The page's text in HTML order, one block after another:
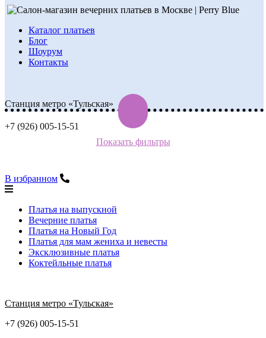
Каталог платьев
Блог
Шоурум
Контакты
Станция метро «Тульская»
+7 (926) 005-15-51
В избранном
Платья на выпускной
Вечерние платья
Платья на Новый Год
Платья для мам жениха и невесты
Эксклюзивные платья
Коктейльные платья
Станция метро «Тульская»
+7 (926) 005-15-51
Показать фильтры